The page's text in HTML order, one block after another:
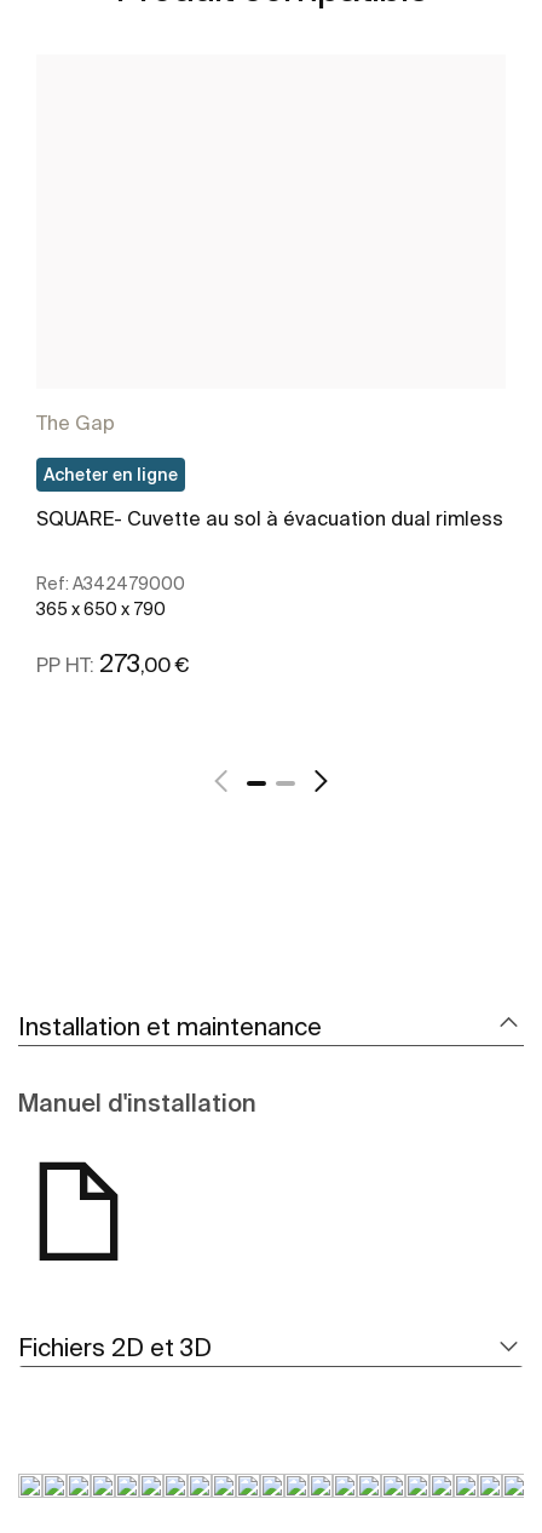
The Gap
Acheter en ligne
SQUARE- Cuvette au sol à évacuation dual rimless
Ref: A342479000
365 x 650 x 790
PP HT: 273 ,00 €
Installation et maintenance
Manuel d'installation
Fichiers 2D et 3D